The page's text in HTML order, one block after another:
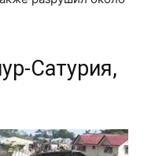
Сатурия,